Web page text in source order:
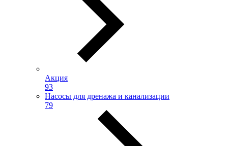
Акция
93
Насосы для дренажа и канализации
79